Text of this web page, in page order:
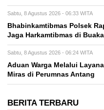
Sabtu, 8 Agustus 2026 - 06:33 WITA
Bhabinkamtibmas Polsek
Jaga Harkamtibmas di
Sabtu, 8 Agustus 2026 - 06:24 WITA
Aduan Warga Melalui
Miras di Perumnas Antang
BERITA TERBARU